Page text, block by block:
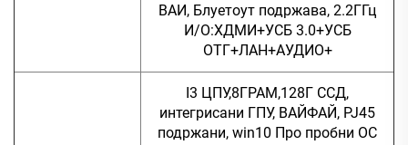
ВАИ, Блуетоут подржава, 2.2ГГц
И/О:ХДМИ+УСБ 3.0+УСБ
ОТГ+ЛАН+АУДИО+
I3 ЦПУ,8ГРАМ,128Г ССД,
интегрисани ГПУ, ВАЙФАЙ, РЈ45
подржани, win10 Про пробни ОС